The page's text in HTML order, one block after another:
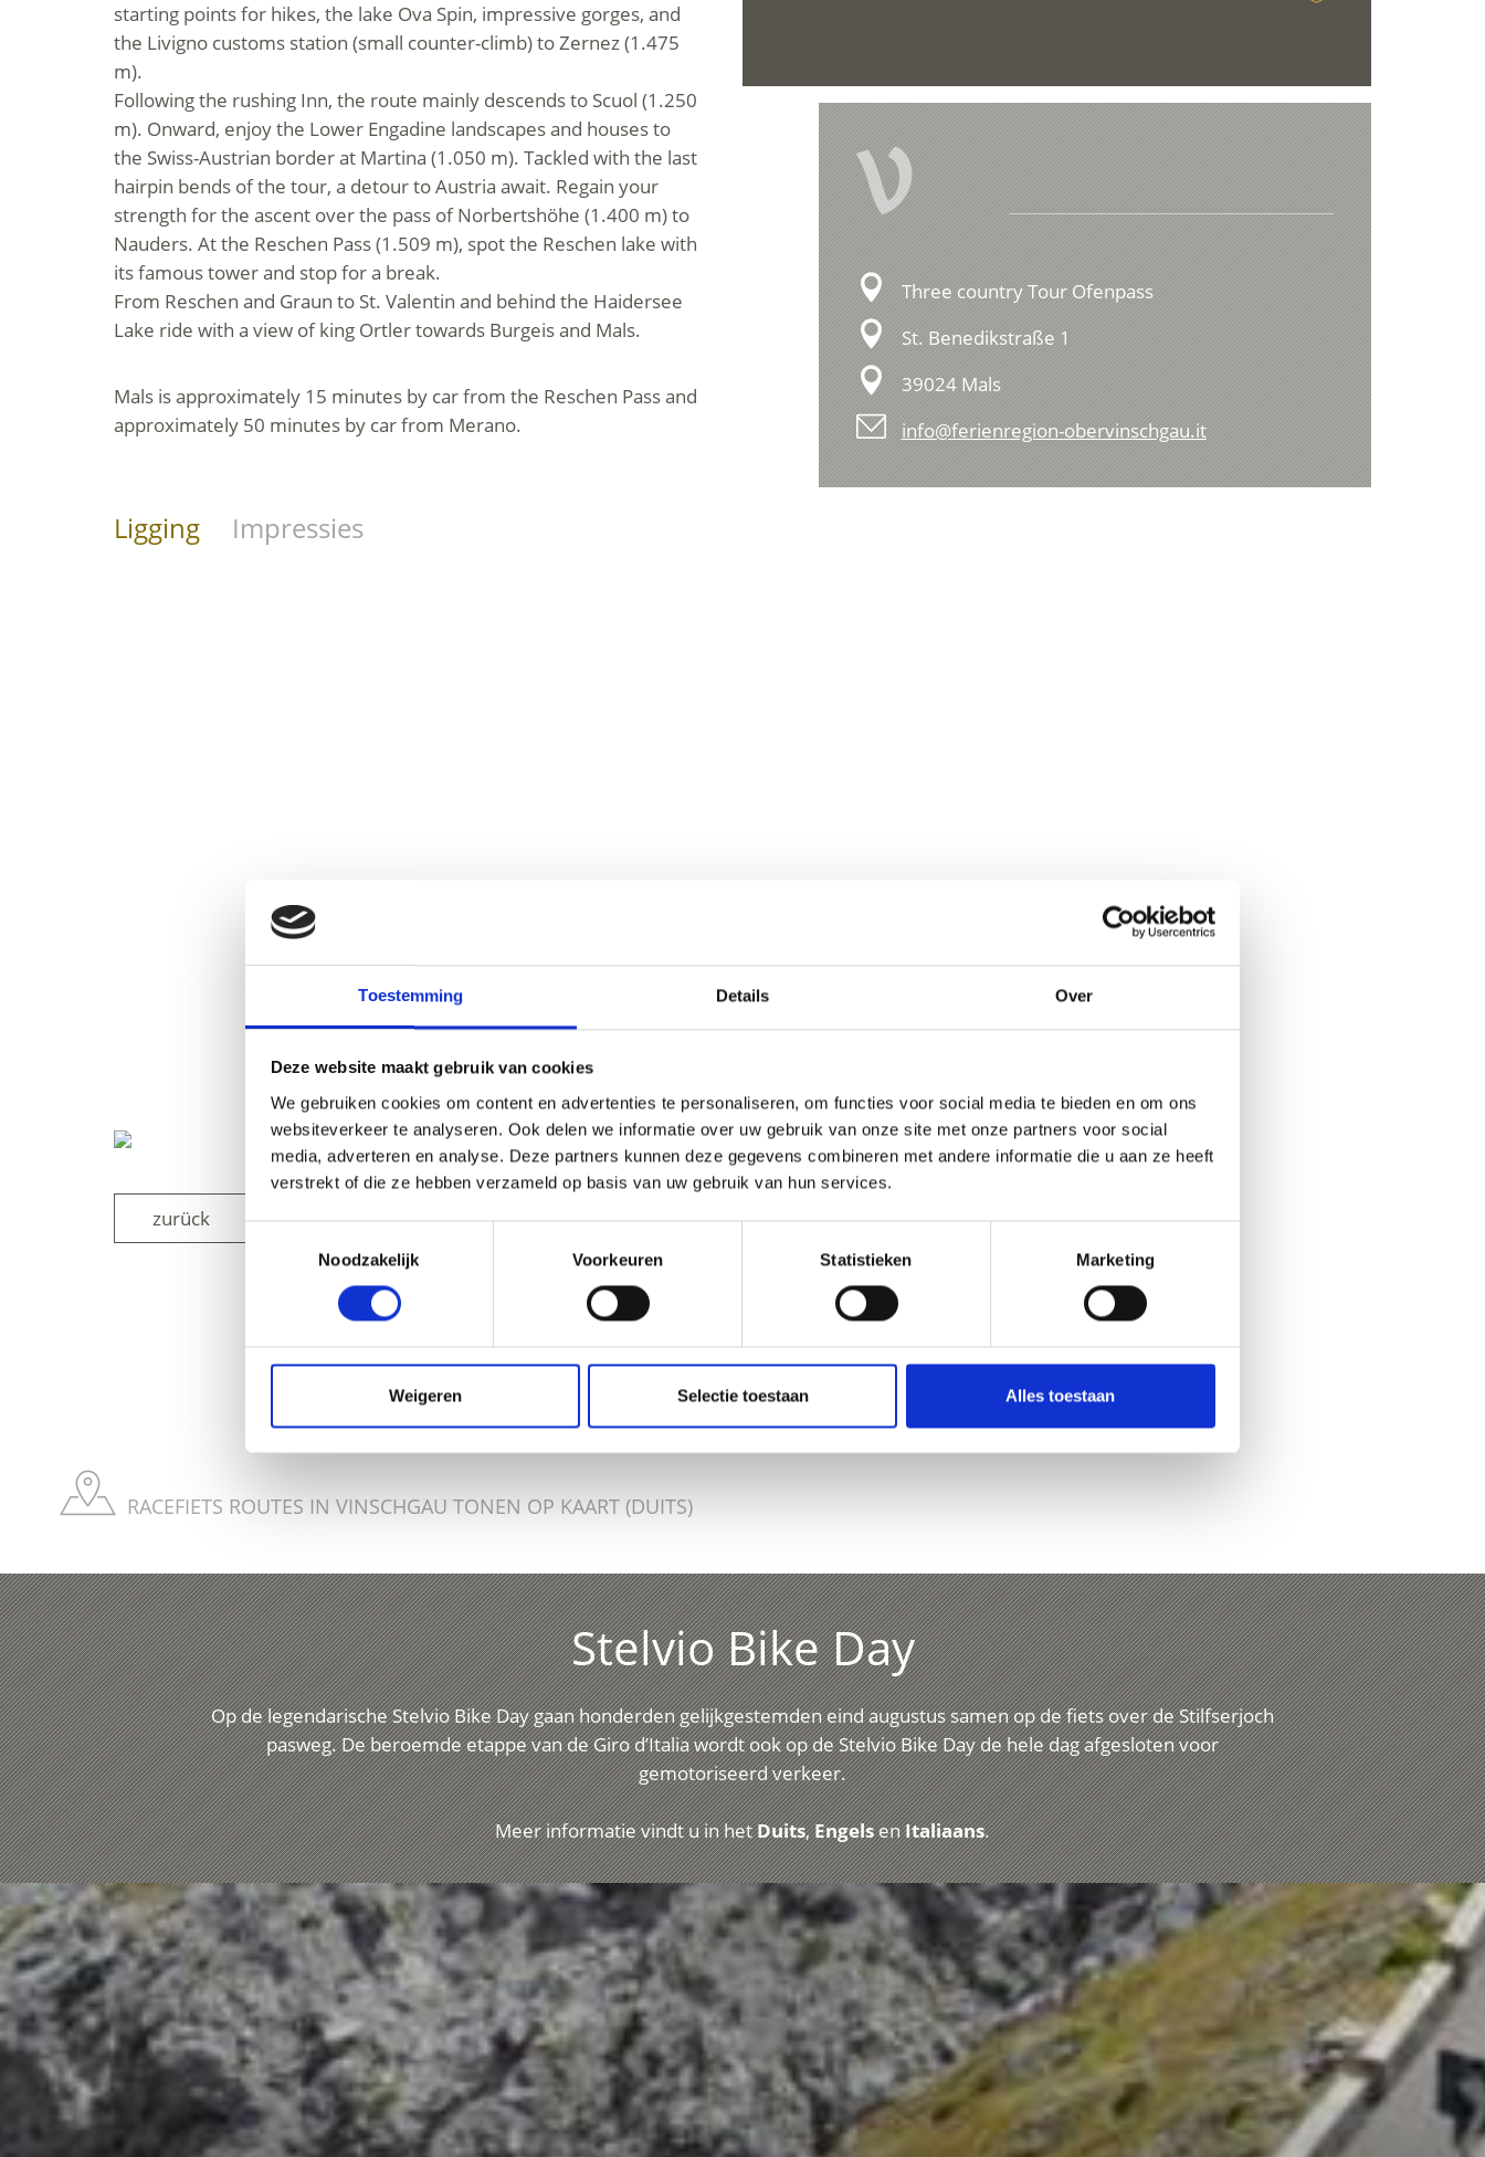
Toestemming Details Over
Deze website maakt gebruik van cookies
We gebruiken cookies om content en advertenties te personaliseren, om functies voor social media te bieden en om ons
websiteverkeer te analyseren. Ook delen we informatie over uw gebruik van onze site met onze partners voor social
media, adverteren en analyse. Deze partners kunnen deze gegevens combineren met andere informatie die u aan ze heeft
verstrekt of die ze hebben verzameld op basis van uw gebruik van hun services.
Noodzakelijk
Voorkeuren Statistieken Marketing
Weigeren Selectie toestaan Alles toestaan
starting points for hikes, the lake Ova Spin, impressive gorges, and
the Livigno customs station (small counter-climb) to Zernez (1.475
m).
Following the rushing Inn, the route mainly descends to Scuol (1.250
m). Onward, enjoy the Lower Engadine landscapes and houses to
the Swiss-Austrian border at Martina (1.050 m). Tackled with the last
hairpin bends of the tour, a detour to Austria await. Regain your
strength for the ascent over the pass of Norbertshöhe (1.400 m) to
Nauders. At the Reschen Pass (1.509 m), spot the Reschen lake with
its famous tower and stop for a break.
From Reschen and Graun to St. Valentin and behind the Haidersee
Lake ride with a view of king Ortler towards Burgeis and Mals.
Mals is approximately 15 minutes by car from the Reschen Pass and
approximately 50 minutes by car from Merano.
V
Three country Tour Ofenpass
St. Benedikstraße 1
39024 Mals
info@ferienregion-obervinschgau.it
Ligging Impressies
zurück
WAS DE INHOUD NUTTIG VOOR U? Ja No
RACEFIETS ROUTES IN VINSCHGAU TONEN OP KAART (DUITS)
Stelvio Bike Day
Op de legendarische Stelvio Bike Day gaan honderden gelijkgestemden eind augustus samen op de fiets over de Stilfserjoch
pasweg. De beroemde etappe van de Giro d’Italia wordt ook op de Stelvio Bike Day de hele dag afgesloten voor
gemotoriseerd verkeer.
Meer informatie vindt u in hetDuits,EngelsenItaliaans.